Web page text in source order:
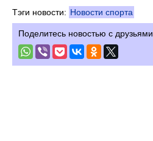
Тэги новости: Новости спорта
Поделитесь новостью с друзьями